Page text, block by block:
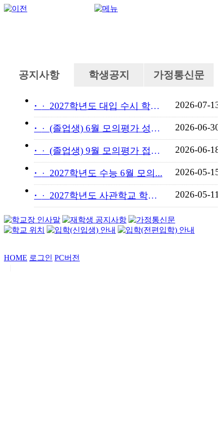
공지사항 학생공지 가정통신문
· 2027학년도 대입 수시 학교... 2026-07-
· (졸업생) 6월 모의평가 성적... 2026-06-
· (졸업생) 9월 모의평가 접수... 2026-06-
· 2027학년도 수능 6월 모의... 2026-05-
· 2027학년도 사관학교 학교장... 2026-05-
HOME 로그인 PC버전